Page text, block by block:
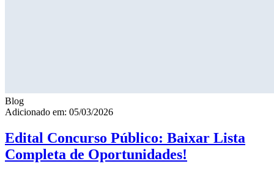
Blog
Adicionado em: 05/03/2026
Edital Concurso Público: Baixar Lista
Completa de Oportunidades!